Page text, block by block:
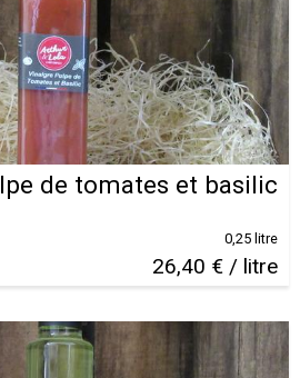
de tomates et basilic
26,40 € / litre
0,25 litre